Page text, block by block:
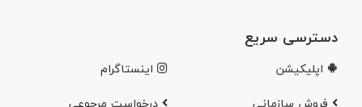
دسترسی سریع
اپلیکیشن اینستاگرام